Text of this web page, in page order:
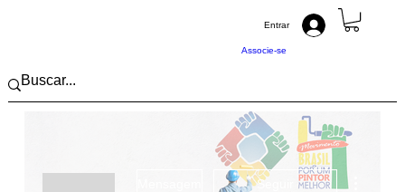
Associe-se
Entrar
Seguir